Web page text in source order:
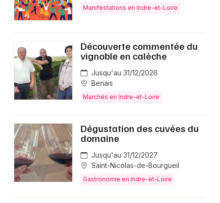
Manifestations en Indre-et-Loire
Découverte commentée du
vignoble en calèche
Jusqu'au 31/12/2026
Benais
Marchés en Indre-et-Loire
Dégustation des cuvées du
domaine
Jusqu'au 31/12/2027
Saint-Nicolas-de-Bourgueil
Gastronomie en Indre-et-Loire